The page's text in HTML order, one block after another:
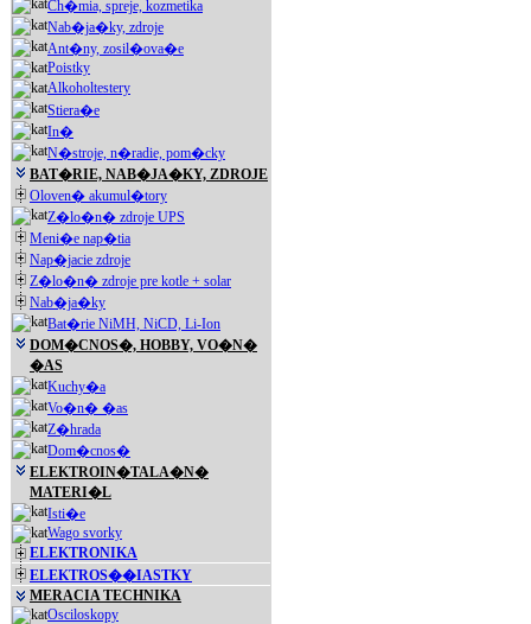
Ch�mia, spreje, kozmetika
Nab�ja�ky, zdroje
Ant�ny, zosil�ova�e
Poistky
Alkoholtestery
Stiera�e
In�
N�stroje, n�radie, pom�cky
BAT�RIE, NAB�JA�KY, ZDROJE
Oloven� akumul�tory
Z�lo�n� zdroje UPS
Meni�e nap�tia
Nap�jacie zdroje
Z�lo�n� zdroje pre kotle + solar
Nab�ja�ky
Bat�rie NiMH, NiCD, Li-Ion
DOM�CNOS�, HOBBY, VO�N�
�AS
Kuchy�a
Vo�n� �as
Z�hrada
Dom�cnos�
ELEKTROIN�TALA�N�
MATERI�L
Isti�e
Wago svorky
ELEKTRONIKA
ELEKTROS��IASTKY
MERACIA TECHNIKA
Osciloskopy